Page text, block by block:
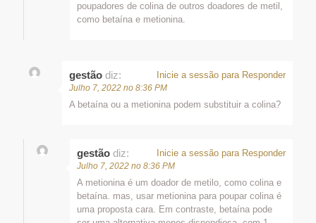
poupadores de colina de outros doadores de metil,
como betaína e metionina.
gestão diz:
Julho 7, 2022 no 8:36 PM
A betaína ou a metionina podem substituir a colina?
Inicie a sessão para Responder
gestão diz:
Julho 7, 2022 no 8:36 PM
A metionina é um doador de metilo, como colina e
betaína. mas, usar metionina para poupar colina é
uma proposta cara. Em contraste, betaína pode
Inicie a sessão para Responder